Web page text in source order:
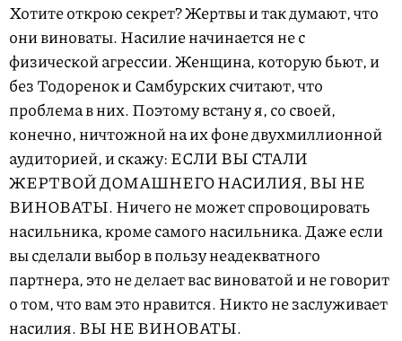
Хотите открою секрет? Жертвы и так думают, что
они виноваты. Насилие начинается не с
физической агрессии. Женщина, которую бьют, и
без Тодоренок и Самбурских считают, что
проблема в них. Поэтому встану я, со своей,
конечно, ничтожной на их фоне двухмиллионной
аудиторией, и скажу: ЕСЛИ ВЫ СТАЛИ
ЖЕРТВОЙ ДОМАШНЕГО НАСИЛИЯ, ВЫ НЕ
ВИНОВАТЫ. Ничего не может спровоцировать
насильника, кроме самого насильника. Даже если
вы сделали выбор в пользу неадекватного
партнера, это не делает вас виноватой и не говорит
о том, что вам это нравится. Никто не заслуживает
насилия. ВЫ НЕ ВИНОВАТЫ.